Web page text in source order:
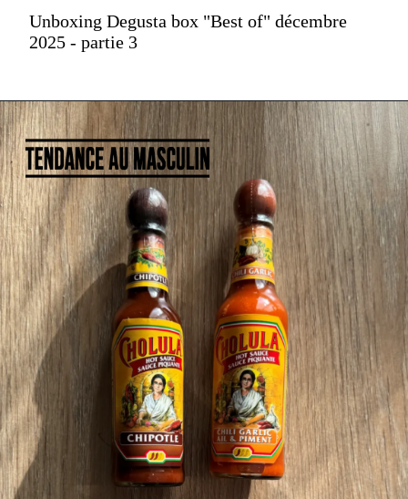
Unboxing Degusta box "Best of" décembre
2025 - partie 3